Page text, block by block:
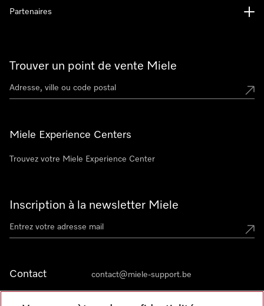
Trouver un point de vente Miele
Miele Experience Centers
Trouvez votre Miele Experience Center
Inscription à la newsletter Miele
Contact contact@miele-support.be
Partenaires